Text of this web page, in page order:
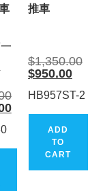
Original
price
was:
Current
price
$7,200.00.
推車
$1,350.00
$950.00Current
price
is:
HB957ST-2
ADD
TO
CART